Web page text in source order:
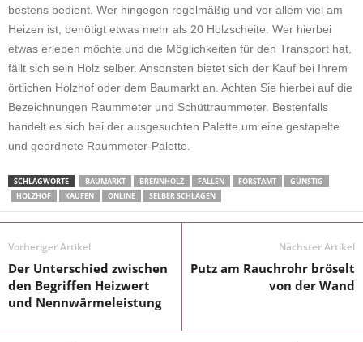
bestens bedient. Wer hingegen regelmäßig und vor allem viel am
Heizen ist, benötigt etwas mehr als 20 Holzscheite. Wer hierbei
etwas erleben möchte und die Möglichkeiten für den Transport hat,
fällt sich sein Holz selber. Ansonsten bietet sich der Kauf bei Ihrem
örtlichen Holzhof oder dem Baumarkt an. Achten Sie hierbei auf die
Bezeichnungen Raummeter und Schüttraummeter. Bestenfalls
handelt es sich bei der ausgesuchten Palette um eine gestapelte
und geordnete Raummeter-Palette.
SCHLAGWORTE BAUMARKT BRENNHOLZ FÄLLEN FORSTAMT
GÜNSTIG
HOLZHOF
KAUFEN ONLINE SELBER SCHLAGEN
Vorheriger Artikel
Der Unterschied zwischen
den Begriffen Heizwert
und Nennwärmeleistung
Nächster Artikel
Putz am Rauchrohr bröselt
von der Wand